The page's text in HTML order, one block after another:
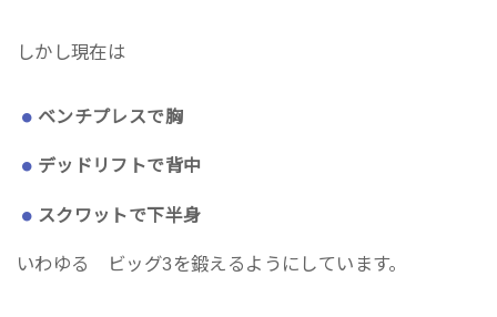
しかし現在は
ベンチプレスで胸
デッドリフトで背中
スクワットで下半身
いわゆる ビッグ3を鍛えるようにしています。